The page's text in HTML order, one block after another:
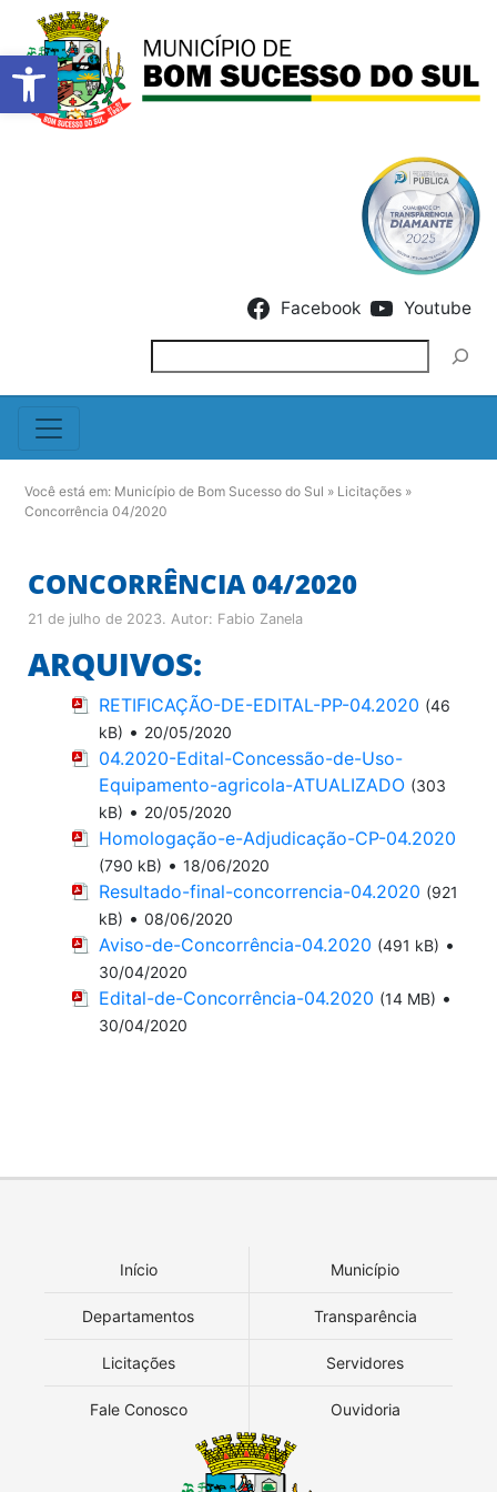
Barra de Ferramentas
Facebook Youtube
Você está em: Município de Bom Sucesso do Sul » Licitações »
Concorrência 04/2020
CONCORRÊNCIA 04/2020
21 de julho de 2023. Autor: Fabio Zanela
ARQUIVOS:
RETIFICAÇÃO-DE-EDITAL-PP-04.2020 (46
kB) • 20/05/2020
04.2020-Edital-Concessão-de-Uso-
Equipamento-agricola-ATUALIZADO (303
kB) • 20/05/2020
Homologação-e-Adjudicação-CP-04.2020
(790 kB) • 18/06/2020
Resultado-final-concorrencia-04.2020 (921
kB) • 08/06/2020
Aviso-de-Concorrência-04.2020 (491 kB) •
30/04/2020
Edital-de-Concorrência-04.2020 (14 MB) •
30/04/2020
Início Município
Departamentos Transparência
Licitações Servidores
Fale Conosco Ouvidoria